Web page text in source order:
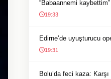
“Babaannemi kaybettim”
19:33
Edirne’de uyuşturucu
19:31
Bolu’da feci kaza: